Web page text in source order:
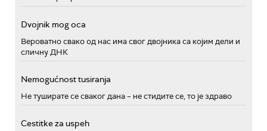
Dvojnik mog oca
Вероватно свако од нас има свог двојника са којим дели и
сличну ДНК
Nemogućnost tusiranja
Не туширате се сваког дана – не стидите се, то је здраво
Cestitke za uspeh